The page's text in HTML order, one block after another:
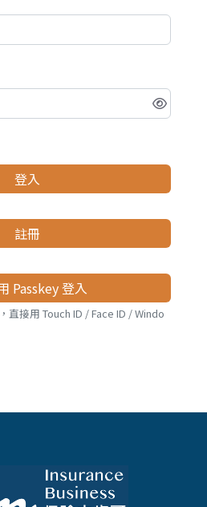
登入
註冊
Passkey 登入
直接用 Touch ID / Face ID / Windo